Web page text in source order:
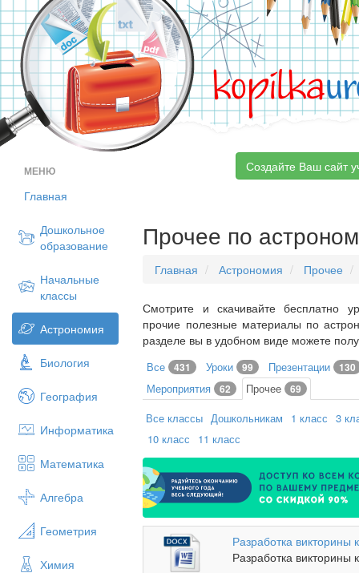
kopilka
МЕНЮ
Главная
Дошкольное
образование
Начальные
классы
Астрономия
Биология
География
Информатика
Математика
Алгебра
Геометрия
Химия
Создайте Ваш сайт
Прочее по
Главная Астрономия Прочее
Смотрите и скачивайте бесплатно
прочие полезные материалы по
разделе вы в удобном виде можете
Все 431 Уроки 99 Презентации 130
Мероприятия 62 Прочее 69
Все классы Дошкольникам 1 класс 3
10 класс
11 класс
Разработка
Разработка викторины